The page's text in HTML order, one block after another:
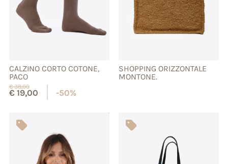
CALZINO CORTO COTONE,
PACO
€38,00
€19,00 -50%
SHOPPING ORIZZONTALE
MONTONE.